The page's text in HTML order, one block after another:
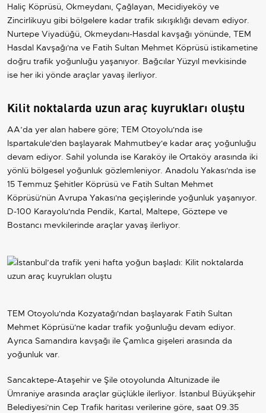
Haliç Köprüsü, Okmeydanı, Çağlayan, Mecidiyeköy ve
Zincirlikuyu gibi bölgelere kadar trafik sıkışıklığı devam ediyor.
Nurtepe Viyadüğü, Okmeydanı-Hasdal kavşağı yönünde, TEM
Hasdal Kavşağı'na ve Fatih Sultan Mehmet Köprüsü istikametine
doğru trafik yoğunluğu yaşanıyor. Bağcılar Yüzyıl mevkisinde
ise her iki yönde araçlar yavaş ilerliyor.
Kilit noktalarda uzun araç kuyrukları oluştu
AA’da yer alan habere göre; TEM Otoyolu'nda ise
Ispartakule'den başlayarak Mahmutbey'e kadar araç yoğunluğu
devam ediyor. Sahil yolunda ise Karaköy ile Ortaköy arasında iki
yönlü bölgesel yoğunluk gözlemleniyor. Anadolu Yakası'nda ise
15 Temmuz Şehitler Köprüsü ve Fatih Sultan Mehmet
Köprüsü'nün Avrupa Yakası'na geçişlerinde yoğunluk yaşanıyor.
D-100 Karayolu'nda Pendik, Kartal, Maltepe, Göztepe ve
Bostancı mevkilerinde araçlar yavaş ilerliyor.
TEM Otoyolu'nda Kozyatağı'ndan başlayarak Fatih Sultan
Mehmet Köprüsü'ne kadar trafik yoğunluğu devam ediyor.
Ayrıca Samandıra kavşağı ile Çamlıca gişeleri arasında da
yoğunluk var.
Sancaktepe-Ataşehir ve Şile otoyolunda Altunizade ile
Ümraniye arasında araçlar güçlükle ilerliyor. İstanbul Büyükşehir
Belediyesi'nin Cep Trafik haritası verilerine göre, saat 09.35